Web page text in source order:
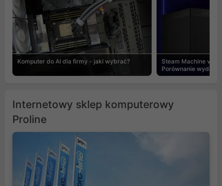
Komputer do AI dla firmy - jaki wybrać?
Steam Machine vs
Porównanie
Internetowy sklep komputerowy
Proline